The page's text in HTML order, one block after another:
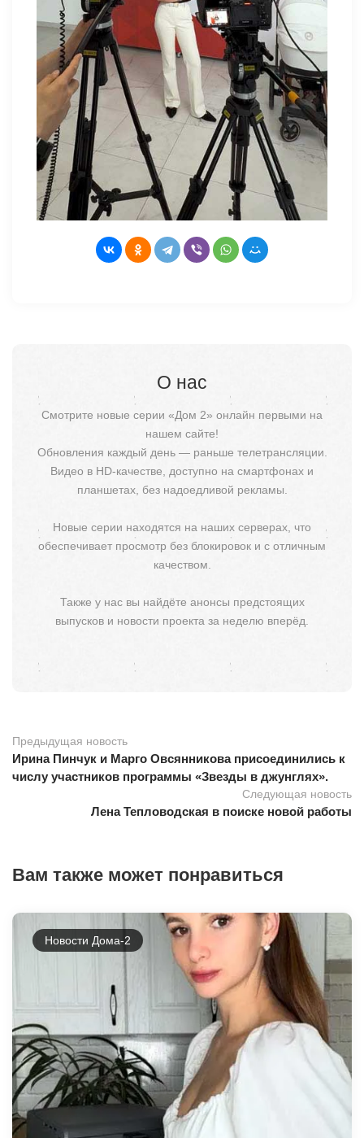
О нас
Смотрите новые серии «Дом 2» онлайн первыми на
нашем сайте!
Обновления каждый день — раньше телетрансляции.
Видео в HD-качестве, доступно на смартфонах и
планшетах, без надоедливой рекламы.
Новые серии находятся на наших серверах, что
обеспечивает просмотр без блокировок и с отличным
качеством.
Также у нас вы найдёте анонсы предстоящих
выпусков и новости проекта за неделю вперёд.
Предыдущая новость
Ирина Пинчук и Марго Овсянникова присоединились к
числу участников программы «Звезды в джунглях».
Следующая новость
Лена Тепловодская в поиске новой работы
Вам также может понравиться
Новости Дома-2